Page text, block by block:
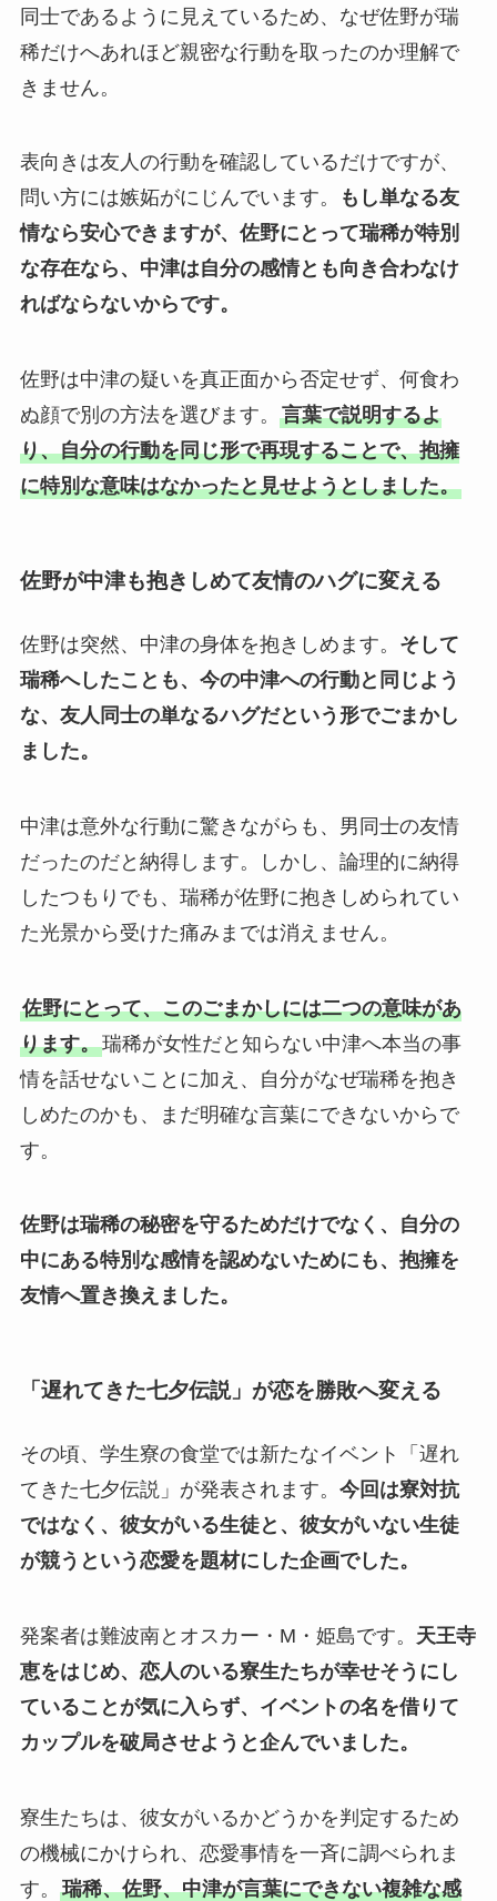
同士であるように見えているため、なぜ佐野が瑞
稀だけへあれほど親密な行動を取ったのか理解で
きません。
表向きは友人の行動を確認しているだけですが、
問い方には嫉妬がにじんでいます。
もし単なる友
情なら安心できますが、佐野にとって瑞稀が特別
な存在なら、中津は自分の感情とも向き合わなけ
ればならないからです。
佐野は中津の疑いを真正面から否定せず、何食わ
ぬ顔で別の方法を選びます。 言葉で説明するよ
り、自分の行動を同じ形で再現することで、抱擁
に特別な意味はなかったと見せようとしました。
佐野が中津も抱きしめて友情のハグに変える
佐野は突然、中津の身体を抱きしめます。 そして
瑞稀へしたことも、今の中津への行動と同じよう
な、友人同士の単なるハグだという形でごまかし
ました。
中津は意外な行動に驚きながらも、男同士の友情
だったのだと納得します。しかし、論理的に納得
したつもりでも、瑞稀が佐野に抱きしめられてい
た光景から受けた痛みまでは消えません。
佐野にとって、このごまかしには二つの意味があ
ります。瑞稀が女性だと知らない中津へ本当の事
情を話せないことに加え、自分がなぜ瑞稀を抱き
しめたのかも、まだ明確な言葉にできないからで
す。
佐野は瑞稀の秘密を守るためだけでなく、自分の
中にある特別な感情を認めないためにも、抱擁を
友情へ置き換えました。
「遅れてきた七夕伝説」が恋を勝敗へ変える
その頃、学生寮の食堂では新たなイベント「遅れ
てきた七夕伝説」が発表されます。 今回は寮対抗
ではなく、彼女がいる生徒と、彼女がいない生徒
が競うという恋愛を題材にした企画でした。
発案者は難波南とオスカー・M・姫島です。 天王寺
恵をはじめ、恋人のいる寮生たちが幸せそうにし
ていることが気に入らず、イベントの名を借りて
カップルを破局させようと企んでいました。
寮生たちは、彼女がいるかどうかを判定するため
の機械にかけられ、恋愛事情を一斉に調べられま
す。 瑞稀、佐野、中津が言葉にできない複雑な感